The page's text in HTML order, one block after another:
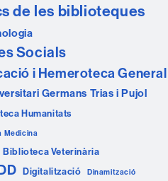
de les biblioteques
Socials
i Hemeroteca General
Germans Trias i Pujol
Humanitats
Medicina
Biblioteca Veterinària
Digitalització Dinamització